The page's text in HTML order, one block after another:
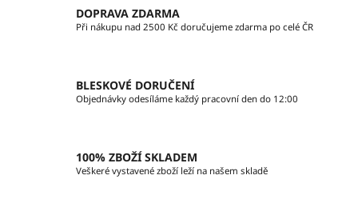
á
d
í
p
k
y
DOPRAVA ZDARMA
Při nákupu nad 2500 Kč doručujeme zdarma po celé ČR
BLESKOVÉ DORUČENÍ
Objednávky odesíláme každý pracovní den do 12:00
100% ZBOŽÍ SKLADEM
Veškeré vystavené zboží leží na našem skladě